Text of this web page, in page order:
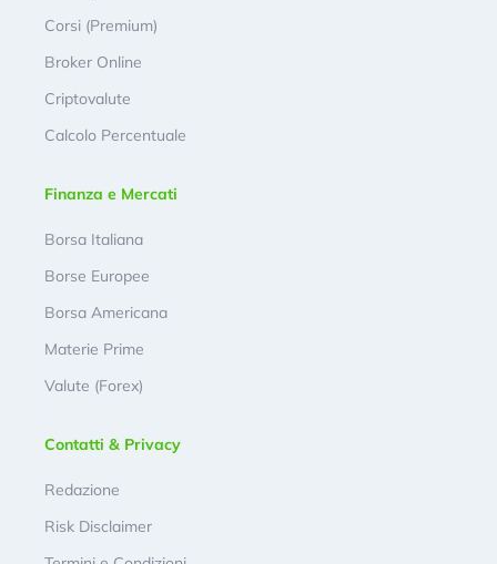
Corsi (Premium)
Broker Online
Criptovalute
Calcolo Percentuale
Finanza e Mercati
Borsa Italiana
Borse Europee
Borsa Americana
Materie Prime
Valute (Forex)
Contatti & Privacy
Redazione
Risk Disclaimer